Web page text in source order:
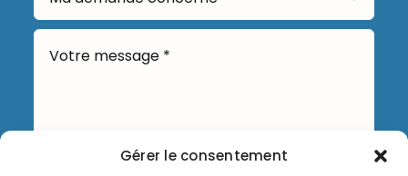
Gérer le consentement